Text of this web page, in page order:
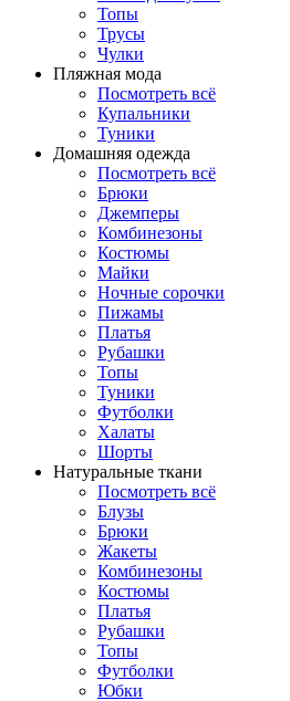
Топы
Трусы
Чулки
Пляжная мода
Посмотреть всё
Купальники
Туники
Домашняя одежда
Посмотреть всё
Брюки
Джемперы
Комбинезоны
Костюмы
Майки
Ночные сорочки
Пижамы
Платья
Рубашки
Топы
Туники
Футболки
Халаты
Шорты
Натуральные ткани
Посмотреть всё
Блузы
Брюки
Жакеты
Комбинезоны
Костюмы
Платья
Рубашки
Топы
Футболки
Юбки